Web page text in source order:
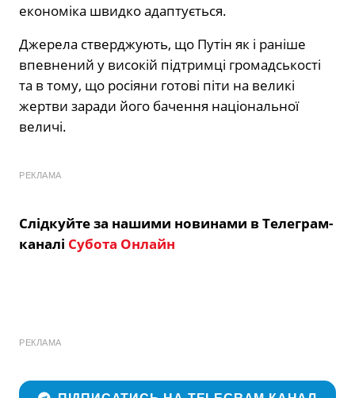
економіка швидко адаптується.
Джерела стверджують, що Путін як і раніше
впевнений у високій підтримці громадськості
та в тому, що росіяни готові піти на великі
жертви заради його бачення національної
величі.
РЕКЛАМА
Слідкуйте за нашими новинами в Телеграм-
каналі Субота Онлайн
РЕКЛАМА